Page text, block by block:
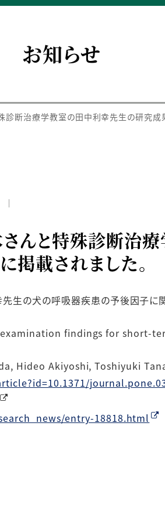
お知らせ
診断治療学教室の田中利幸先生の研究成
んと特殊診断治
載されました。
生の犬の呼吸器疾患の予後因子に
findings for short-
Hideo Akiyoshi, Toshiyuki
entry-18818.html